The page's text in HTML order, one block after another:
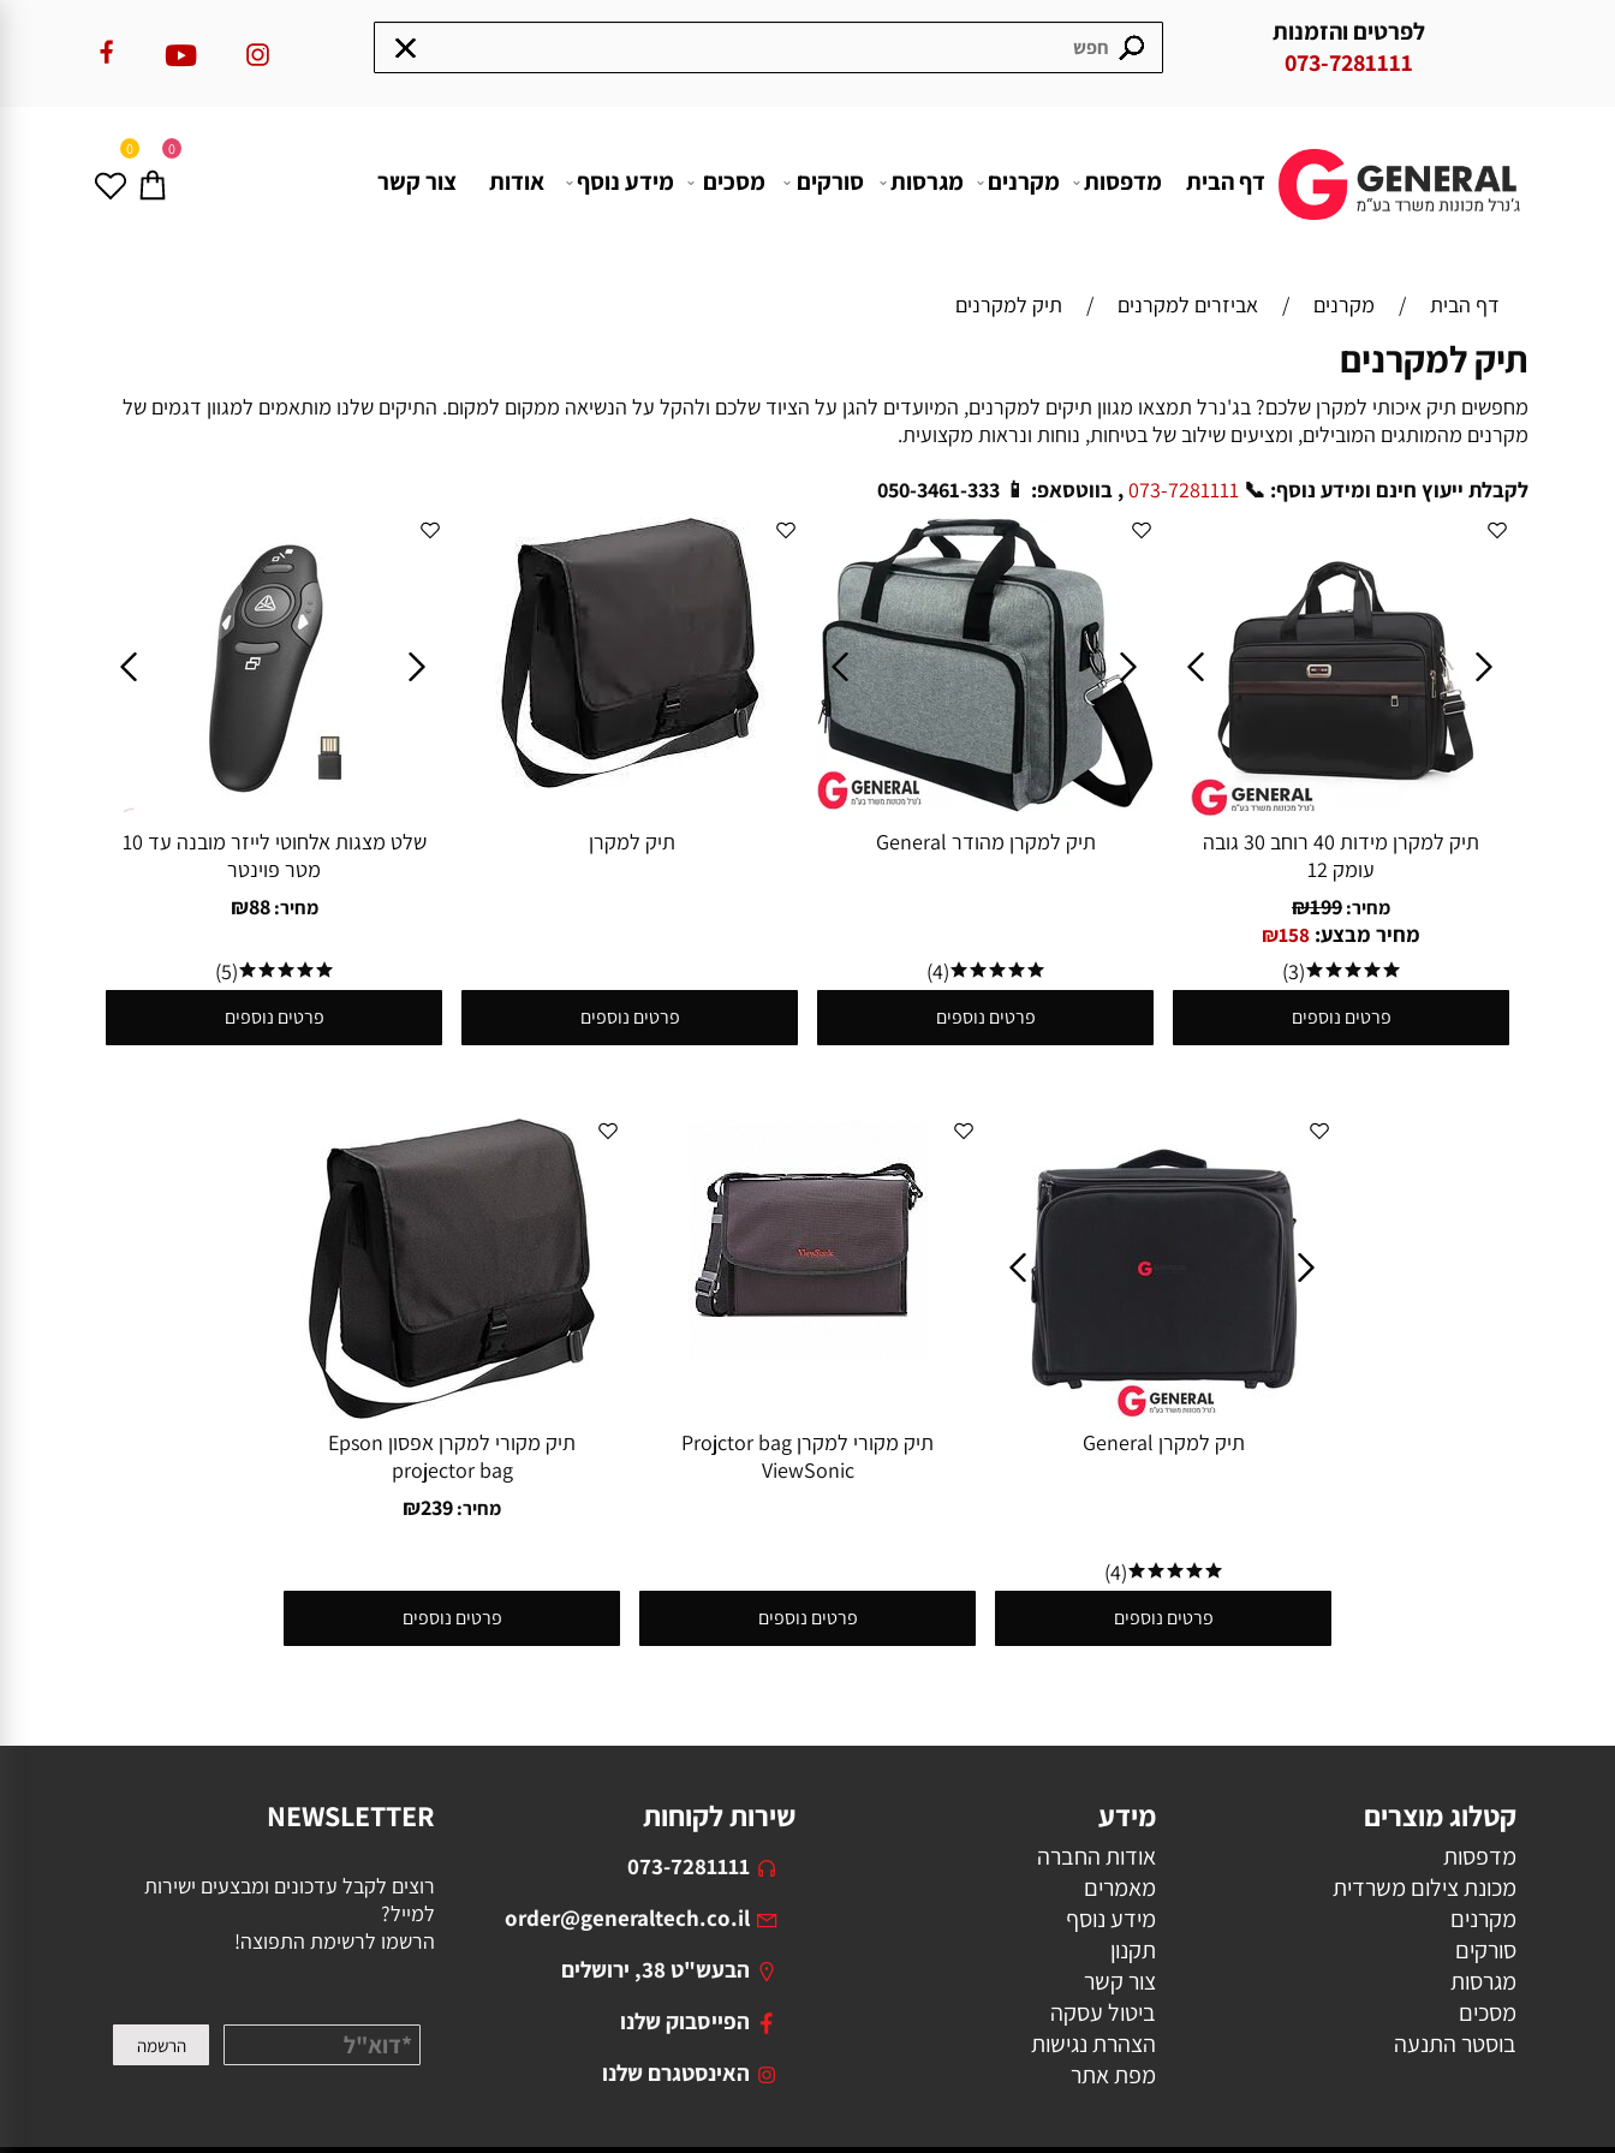
לפרטים והזמנות
073-7281111
0 0
דף הבית מדפסות מקרנים מגרסות סורקים מסכים מידע נוסף אודות צור קשר
דף הבית / מקרנים / אביזרים למקרנים / תיק למקרנים
תיק למקרנים
מחפשים תיק איכותי למקרן שלכם? בג'נרל תמצאו מגוון תיקים למקרנים, המיועדים להגן על הציוד שלכם ולהקל על הנשיאה ממקום למקום. התיקים שלנו מותאמים למגוון דגמים של
מקרנים מהמותגים המובילים, ומציעים שילוב של בטיחות, נוחות ונראות מקצועית.
לקבלת ייעוץ חינם ומידע נוסף: 📞 073-7281111, בווטסאפ: 📱 050-3461-333
תיק למקרן מידות 40 רוחב 30 גובה
עומק 12
מחיר: ₪199
מחיר מבצע:
₪158
(3)
פרטים נוספים
תיק למקרן מהודר General
(4)
פרטים נוספים
תיק למקרן
פרטים נוספים
שלט מצגות אלחוטי לייזר מובנה עד 10
מטר פוינטר
מחיר: ₪88
(5)
פרטים נוספים
תיק למקרן General
(4)
פרטים נוספים
תיק מקורי למקרן Projctor bag
ViewSonic
פרטים נוספים
תיק מקורי למקרן אפסון Epson
projector bag
מחיר: ₪239
פרטים נוספים
קטלוג מוצרים
מדפסות
מכונת צילום משרדית
מקרנים
סורקים
מגרסות
מסכים
בוסטר התנעה
מידע
אודות החברה
מאמרים
מידע נוסף
תקנון
צור קשר
ביטול עסקה
הצהרת נגישות
מפת אתר
שירות לקוחות
073-7281111
order@generaltech.co.il
הבעש"ט 38, ירושלים
הפייסבוק שלנו
האינסטגרם שלנו
NEWSLETTER
רוצים לקבל עדכונים ומבצעים ישירות
למייל?
הרשמו לרשימת התפוצה!